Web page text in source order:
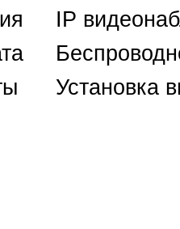
IP
Установка